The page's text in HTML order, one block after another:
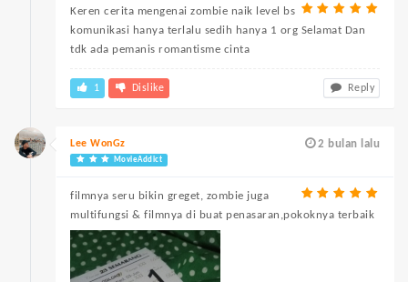
Keren cerita mengenai zombie naik level bs
komunikasi hanya terlalu sedih hanya 1 org Selamat Dan
tdk ada pemanis romantisme cinta
1 Dislike Reply
2 bulan lalu
Lee WonGz
MovieAddict
filmnya seru bikin greget, zombie juga
multifungsi & filmnya di buat penasaran,pokoknya terbaik